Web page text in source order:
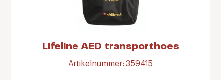
Lifeline AED transporthoes
Artikelnummer: 359415